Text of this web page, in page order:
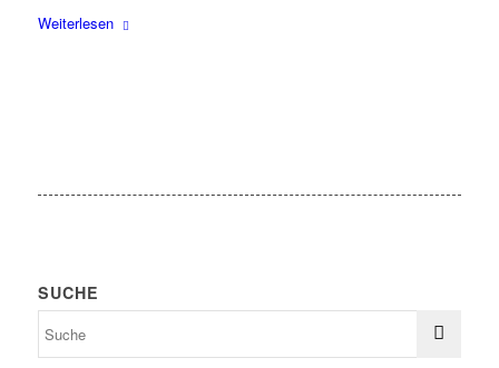
Weiterlesen
SUCHE